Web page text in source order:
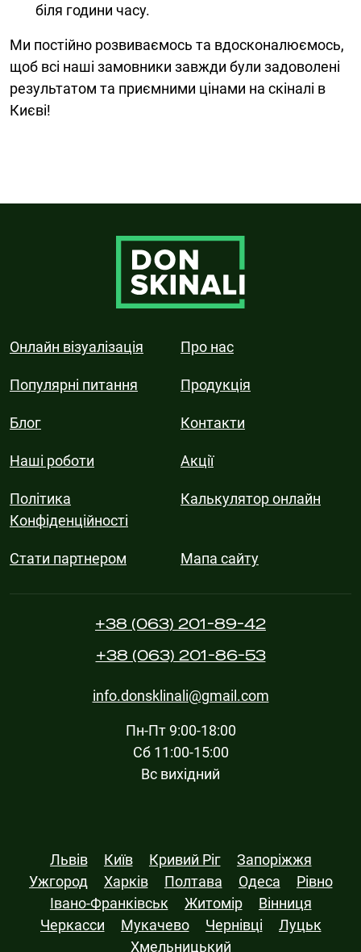
біля години часу.
Ми постійно розвиваємось та вдосконалюємось,
щоб всі наші замовники завжди були задоволені
результатом та приємними цінами на скіналі в
Києві!
Онлайн візуалізація Про нас
Популярні питання Продукція
Блог Контакти
Наші роботи Акції
Політика
Конфіденційності
Калькулятор онлайн
Стати партнером Мапа сайту
+38 (063) 201-89-42
+38 (063) 201-86-53
info.donsklinali@gmail.com
Пн-Пт 9:00-18:00
Сб 11:00-15:00
Вс вихідний
Львів Київ Кривий Ріг
Запоріжжя
Ужгород
Харків Полтава Одеса
Рівно
Івано-Франківськ
Житомір
Вінниця
Черкасси
Мукачево Чернівці
Луцьк
Хмельницький